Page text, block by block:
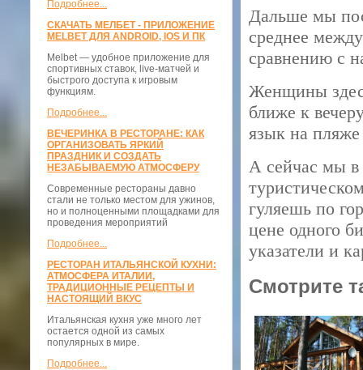
Подробнее...
СКАЧАТЬ МЕЛБЕТ - ПРИЛОЖЕНИЕ
MELBET ДЛЯ ANDROID, IOS И ПК
Melbet — удобное приложение для
спортивных ставок, live-матчей и
быстрого доступа к игровым
функциям.
Подробнее...
ВЕЧЕРИНКА В РЕСТОРАНЕ: КАК
ОРГАНИЗОВАТЬ ЯРКИЙ
ПРАЗДНИК И СОЗДАТЬ
НЕЗАБЫВАЕМУЮ АТМОСФЕРУ
Современные рестораны давно
стали не только местом для ужинов,
но и полноценными площадками для
проведения мероприятий
Подробнее...
РЕСТОРАН ИТАЛЬЯНСКОЙ КУХНИ:
АТМОСФЕРА ИТАЛИИ,
ТРАДИЦИОННЫЕ РЕЦЕПТЫ И
НАСТОЯЩИЙ ВКУС
Итальянская кухня уже много лет
остается одной из самых
популярных в мире.
Подробнее...
Дальше мы
среднее
сравнению с
Женщины
ближе к
язык на
А сейчас мы в
гуляешь по
цене одного
указатели и
Смотрите